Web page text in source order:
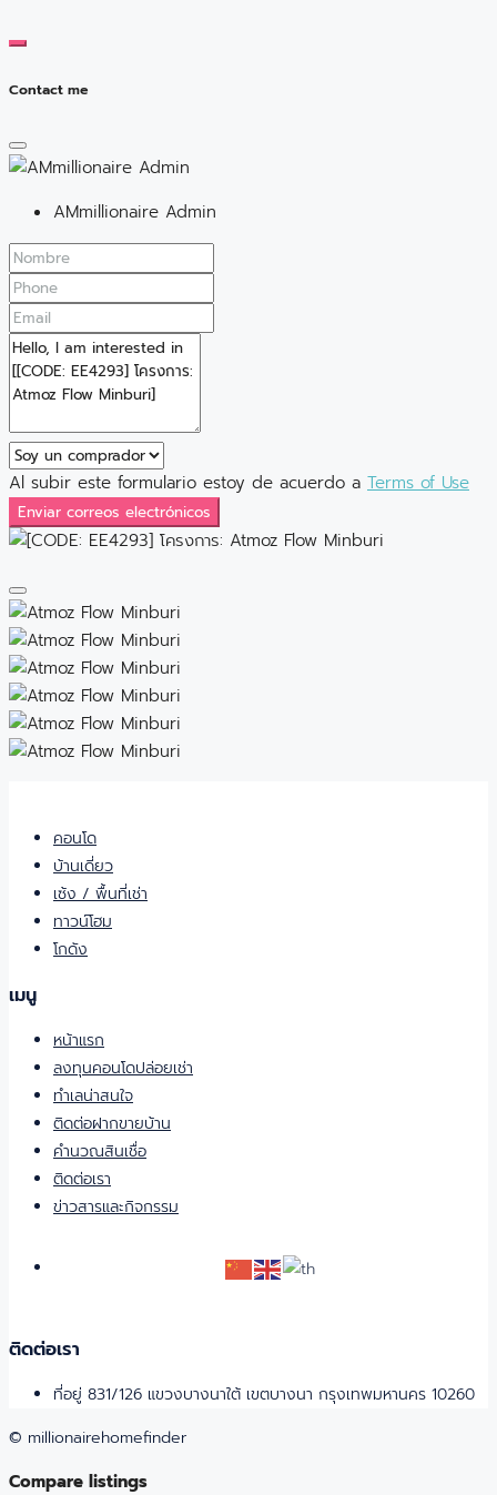
Contact me
AMmillionaire Admin
Al subir este formulario estoy de acuerdo a Terms of Use
Enviar correos electrónicos
คอนโด
บ้านเดี่ยว
เซ้ง / พื้นที่เช่า
ทาวน์โฮม
โกดัง
เมนู
หน้าแรก
ลงทุนคอนโดปล่อยเช่า
ทำเลน่าสนใจ
ติดต่อฝากขายบ้าน
คำนวณสินเชื่อ
ติดต่อเรา
ข่าวสารและกิจกรรม
ติดต่อเรา
ที่อยู่ 831/126 แขวงบางนาใต้ เขตบางนา กรุงเทพมหานคร 10260
© millionairehomefinder
Compare listings